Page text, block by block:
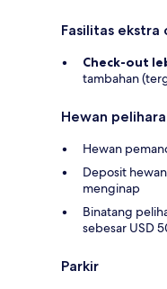
Fasilitas ekstra
Check-out
tambahan
Hewan
Hewan
Deposit
menginap
Binatang
sebesar USD
Parkir